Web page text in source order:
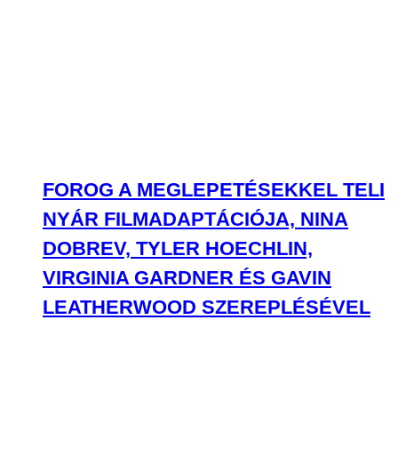
FOROG A MEGLEPETÉSEKKEL TELI
NYÁR FILMADAPTÁCIÓJA, NINA
DOBREV, TYLER HOECHLIN,
VIRGINIA GARDNER ÉS GAVIN
LEATHERWOOD SZEREPLÉSÉVEL